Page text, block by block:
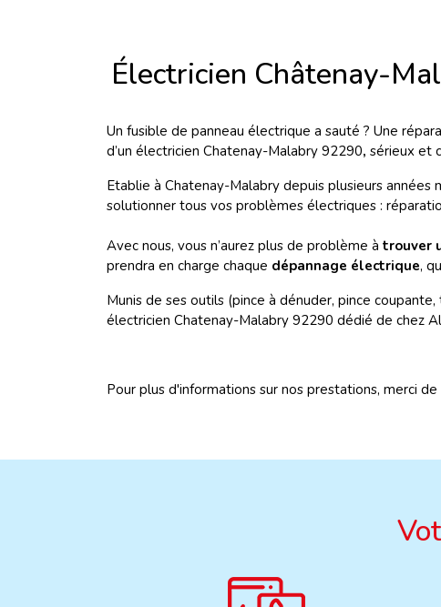
Électricien Châtenay-
Un fusible de panneau électrique a sauté ? Une
d’un électricien Chatenay-Malabry 92290, sérieux et
Etablie à Chatenay-Malabry depuis plusieurs années
solutionner tous vos problèmes électriques :
Avec nous, vous n’aurez plus de problème à trouver
prendra en charge chaque dépannage électrique,
Munis de ses outils (pince à dénuder, pince
électricien Chatenay-Malabry 92290 dédié de chez
Pour plus d'informations sur nos prestations, merci